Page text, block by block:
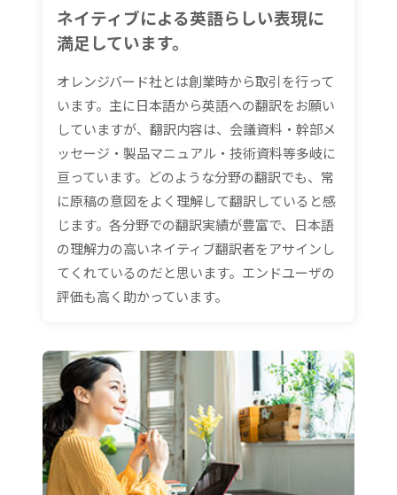
ネイティブによる英語らしい表現に
満足しています。
オレンジバード社とは創業時から取引を行って
います。主に日本語から英語への翻訳をお願い
していますが、翻訳内容は、会議資料・幹部メ
ッセージ・製品マニュアル・技術資料等多岐に
亘っています。どのような分野の翻訳でも、常
に原稿の意図をよく理解して翻訳していると感
じます。各分野での翻訳実績が豊富で、日本語
の理解力の高いネイティブ翻訳者をアサインし
てくれているのだと思います。エンドユーザの
評価も高く助かっています。